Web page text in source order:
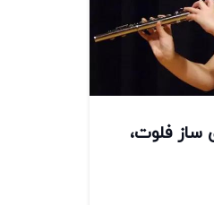
ساز فلوت،